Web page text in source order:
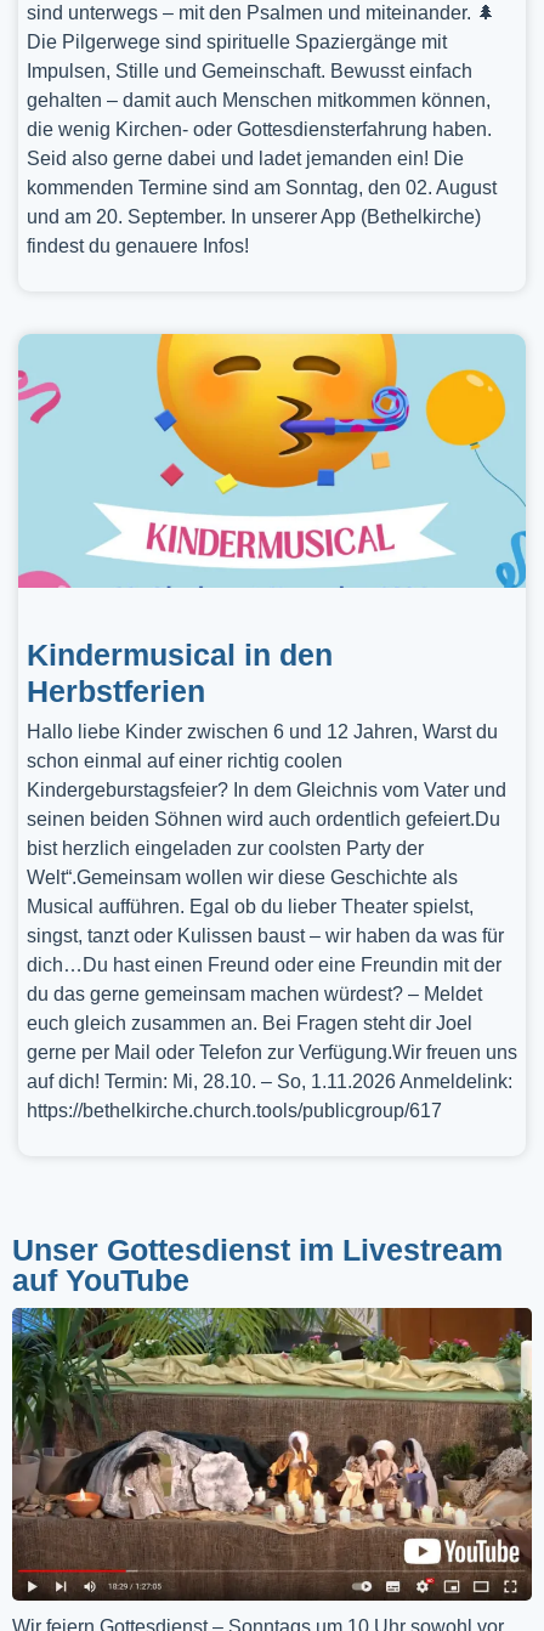
sind unterwegs – mit den Psalmen und miteinander. 🌲
Die Pilgerwege sind spirituelle Spaziergänge mit
Impulsen, Stille und Gemeinschaft. Bewusst einfach
gehalten – damit auch Menschen mitkommen können,
die wenig Kirchen- oder Gottesdiensterfahrung haben.
Seid also gerne dabei und ladet jemanden ein! Die
kommenden Termine sind am Sonntag, den 02. August
und am 20. September. In unserer App (Bethelkirche)
findest du genauere Infos!
Kindermusical in den
Herbstferien
Hallo liebe Kinder zwischen 6 und 12 Jahren, Warst du
schon einmal auf einer richtig coolen
Kindergeburstagsfeier? In dem Gleichnis vom Vater und
seinen beiden Söhnen wird auch ordentlich gefeiert.Du
bist herzlich eingeladen zur coolsten Party der
Welt“.Gemeinsam wollen wir diese Geschichte als
Musical aufführen. Egal ob du lieber Theater spielst,
singst, tanzt oder Kulissen baust – wir haben da was für
dich…Du hast einen Freund oder eine Freundin mit der
du das gerne gemeinsam machen würdest? – Meldet
euch gleich zusammen an. Bei Fragen steht dir Joel
gerne per Mail oder Telefon zur Verfügung.Wir freuen uns
auf dich! Termin: Mi, 28.10. – So, 1.11.2026 Anmeldelink:
https://bethelkirche.church.tools/publicgroup/617
Unser Gottesdienst im Livestream
auf YouTube
Wir feiern Gottesdienst – Sonntags um 10 Uhr sowohl vor